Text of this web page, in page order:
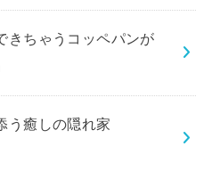
きちゃうコッペパンが
う癒しの隠れ家